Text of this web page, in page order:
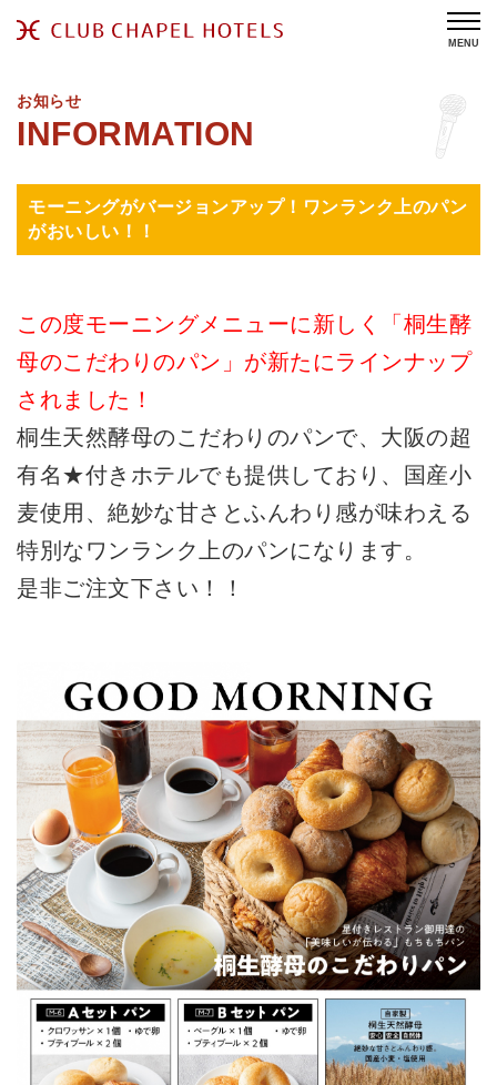
MENU
お知らせ
モーニングがバージョンアップ！ワンランク上のパン
がおいしい！！
この度モーニングメニューに新しく「桐生酵
母のこだわりのパン」が新たにラインナップ
されました！
桐生天然酵母のこだわりのパンで、大阪の超
有名★付きホテルでも提供しており、国産小
麦使用、絶妙な甘さとふんわり感が味わえる
特別なワンランク上のパンになります。
是非ご注文下さい！！